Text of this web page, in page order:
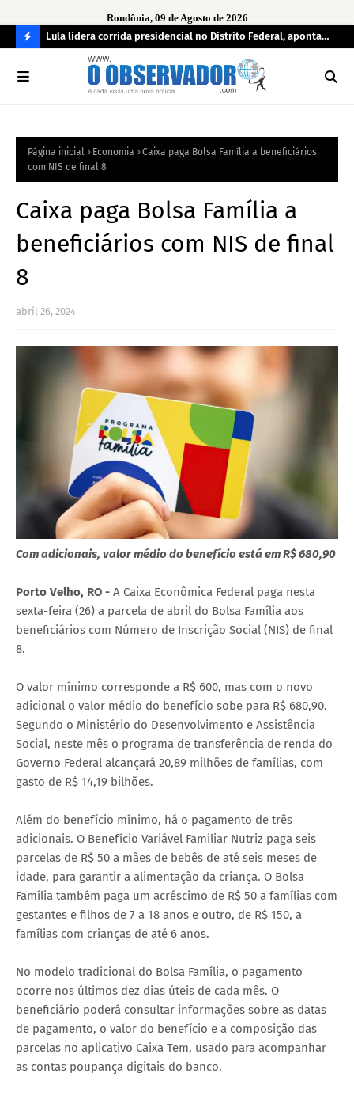
Rondônia, 09 de Agosto de 2026
O
R
Lula lidera corrida presidencial no Distrito Federal, aponta
pesquisa; Flávio Bolsonaro aparece em segundo
Página inicial Economia
Caixa paga Bolsa Família a beneficiários
com NIS de final 8
Caixa paga Bolsa Família a
beneficiários com NIS de final
8
abril 26, 2024
Com adicionais, valor médio do benefício está em R$ 680,90
Porto Velho, RO - A Caixa Econômica Federal paga nesta
sexta-feira (26) a parcela de abril do Bolsa Família aos
beneficiários com Número de Inscrição Social (NIS) de final
8.
O valor mínimo corresponde a R$ 600, mas com o novo
adicional o valor médio do benefício sobe para R$ 680,90.
Segundo o Ministério do Desenvolvimento e Assistência
Social, neste mês o programa de transferência de renda do
Governo Federal alcançará 20,89 milhões de famílias, com
gasto de R$ 14,19 bilhões.
Além do benefício mínimo, há o pagamento de três
adicionais. O Benefício Variável Familiar Nutriz paga seis
parcelas de R$ 50 a mães de bebês de até seis meses de
idade, para garantir a alimentação da criança. O Bolsa
Família também paga um acréscimo de R$ 50 a famílias com
gestantes e filhos de 7 a 18 anos e outro, de R$ 150, a
famílias com crianças de até 6 anos.
No modelo tradicional do Bolsa Família, o pagamento
ocorre nos últimos dez dias úteis de cada mês. O
beneficiário poderá consultar informações sobre as datas
de pagamento, o valor do benefício e a composição das
parcelas no aplicativo Caixa Tem, usado para acompanhar
as contas poupança digitais do banco.